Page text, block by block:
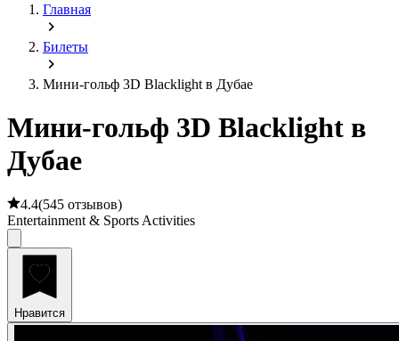
Главная
Билеты
Мини-гольф 3D Blacklight в Дубае
Мини-гольф 3D Blacklight в
Дубае
4.4(545 отзывов)
Entertainment & Sports Activities
Нравится